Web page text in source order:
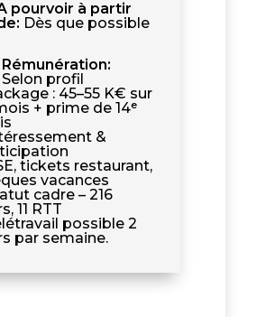
pourvoir à partir
: Dès que possible
Rémunération:
Selon profil
: 45–55 K€ sur
+ prime de 14ᵉ
&
tickets restaurant,
vacances
cadre – 216
11 RTT
possible 2
par semaine.